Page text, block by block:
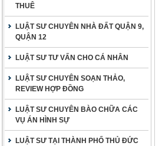
THUÊ
LUẬT SƯ CHUYÊN NHÀ ĐẤT QUẬN 9,
QUẬN 12
LUẬT SƯ TƯ VẤN CHO CÁ NHÂN
LUẬT SƯ CHUYÊN SOẠN THẢO,
REVIEW HỢP ĐỒNG
LUẬT SƯ CHUYÊN BÀO CHỮA CÁC
VỤ ÁN HÌNH SỰ
LUẬT SƯ TẠI THÀNH PHỐ THỦ ĐỨC